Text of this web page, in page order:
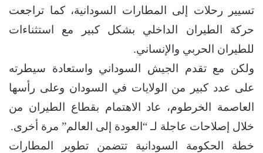
تسيير رحلات إلى المطارات السودانية، كما تراجعت
حركة الطيران الداخلي بشكل كبير مع استثناءات
للطيران الحربي والإنساني.
ولكن مع تقدم الجيش السوداني واستعادة سيطرته
على عدد كبير من الولايات في السودان وعلى رأسها
العاصمة الخرطوم، عاد الاهتمام بقطاع الطيران من
خلال إصلاحات عاجلة لـ “العودة إلى العالم” مرة أخرى.
خطة الحكومة السودانية تتضمن تطوير المطارات